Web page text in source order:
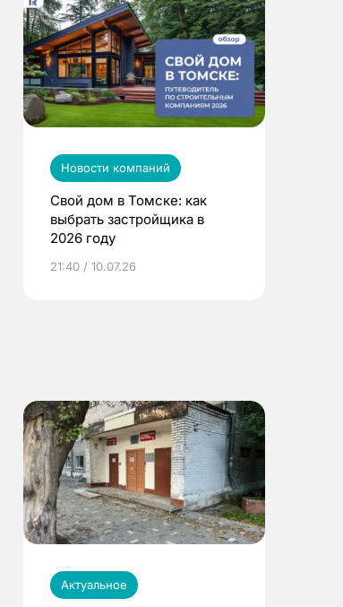
Новости компаний
Свой дом в Томске: как
выбрать застройщика в
2026 году
21:40 / 10.07.26
Актуальное